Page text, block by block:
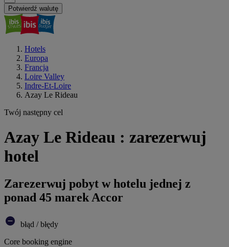
Potwierdź walutę
Hotels
Europa
Francja
Loire Valley
Indre-Et-Loire
Azay Le Rideau
Twój następny cel
Azay Le Rideau : zarezerwuj
hotel
Zarezerwuj pobyt w hotelu jednej z
ponad 45 marek Accor
błąd / błędy
Core booking engine